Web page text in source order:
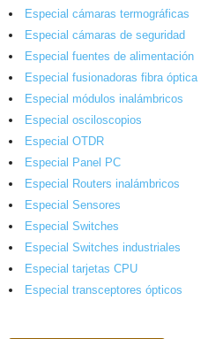
Especial cámaras termográficas
Especial cámaras de seguridad
Especial fuentes de alimentación
Especial fusionadoras fibra óptica
Especial módulos inalámbricos
Especial osciloscopios
Especial OTDR
Especial Panel PC
Especial Routers inalámbricos
Especial Sensores
Especial Switches
Especial Switches industriales
Especial tarjetas CPU
Especial transceptores ópticos